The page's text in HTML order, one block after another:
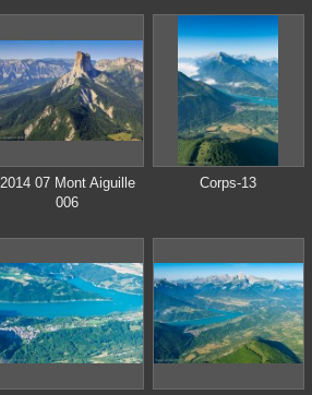
2014 07 Mont Aiguille
006
Corps-13